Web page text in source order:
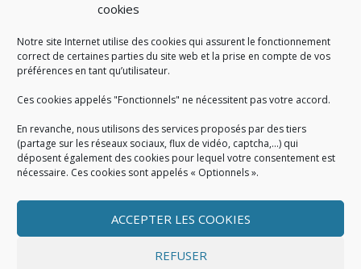
cookies
Notre site Internet utilise des cookies qui assurent le fonctionnement
correct de certaines parties du site web et la prise en compte de vos
préférences en tant qu’utilisateur.
Ces cookies appelés "Fonctionnels" ne nécessitent pas votre accord.
En revanche, nous utilisons des services proposés par des tiers
(partage sur les réseaux sociaux, flux de vidéo, captcha,...) qui
déposent également des cookies pour lequel votre consentement est
nécessaire. Ces cookies sont appelés « Optionnels ».
ACCEPTER LES COOKIES
REFUSER
MENTIONS LÉGALES
Politique de cookies